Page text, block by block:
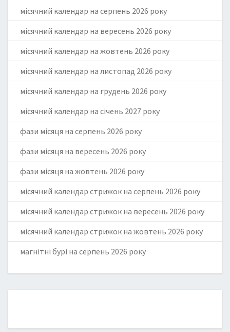
місячний календар на серпень 2026 року
місячний календар на вересень 2026 року
місячний календар на жовтень 2026 року
місячний календар на листопад 2026 року
місячний календар на грудень 2026 року
місячний календар на січень 2027 року
фази місяця на серпень 2026 року
фази місяця на вересень 2026 року
фази місяця на жовтень 2026 року
місячний календар стрижок на серпень 2026 року
місячний календар стрижок на вересень 2026 року
місячний календар стрижок на жовтень 2026 року
магнітні бурі на серпень 2026 року